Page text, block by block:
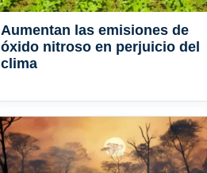
Aumentan las emisiones de
óxido nitroso en perjuicio del
clima